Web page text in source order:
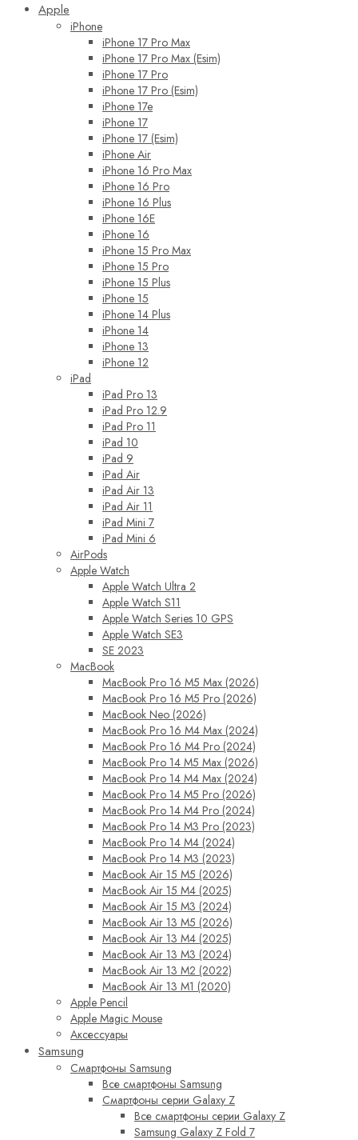
Apple
iPhone
iPhone 17 Pro Max
iPhone 17 Pro Max (Esim)
iPhone 17 Pro
iPhone 17 Pro (Esim)
iPhone 17e
iPhone 17
iPhone 17 (Esim)
iPhone Air
iPhone 16 Pro Max
iPhone 16 Pro
iPhone 16 Plus
iPhone 16E
iPhone 16
iPhone 15 Pro Max
iPhone 15 Pro
iPhone 15 Plus
iPhone 15
iPhone 14 Plus
iPhone 14
iPhone 13
iPhone 12
iPad
iPad Pro 13
iPad Pro 12.9
iPad Pro 11
iPad 10
iPad 9
iPad Air
iPad Air 13
iPad Air 11
iPad Mini 7
iPad Mini 6
AirPods
Apple Watch
Apple Watch Ultra 2
Apple Watch S11
Apple Watch Series 10 GPS
Apple Watch SE3
SE 2023
MacBook
MacBook Pro 16 M5 Max (2026)
MacBook Pro 16 M5 Pro (2026)
MacBook Neo (2026)
MacBook Pro 16 M4 Max (2024)
MacBook Pro 16 M4 Pro (2024)
MacBook Pro 14 M5 Max (2026)
MacBook Pro 14 M4 Max (2024)
MacBook Pro 14 M5 Pro (2026)
MacBook Pro 14 M4 Pro (2024)
MacBook Pro 14 M3 Pro (2023)
MacBook Pro 14 M4 (2024)
MacBook Pro 14 M3 (2023)
MacBook Air 15 M5 (2026)
MacBook Air 15 M4 (2025)
MacBook Air 15 M3 (2024)
MacBook Air 13 M5 (2026)
MacBook Air 13 M4 (2025)
MacBook Air 13 M3 (2024)
MacBook Air 13 M2 (2022)
MacBook Air 13 M1 (2020)
Apple Pencil
Apple Magic Mouse
Аксессуары
Samsung
Смартфоны Samsung
Все смартфоны Samsung
Смартфоны серии Galaxy Z
Все смартфоны серии Galaxy Z
Samsung Galaxy Z Fold 7